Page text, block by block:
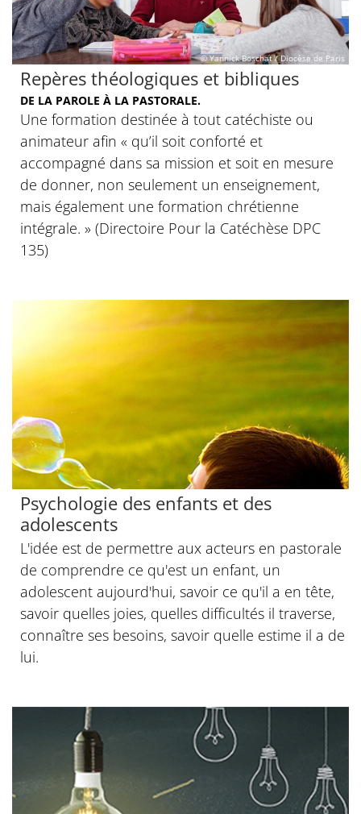
© Yannick Boschat / Diocèse de Paris
Repères théologiques et bibliques
DE LA PAROLE À LA PASTORALE.
Une formation destinée à tout catéchiste ou
animateur afin « qu’il soit conforté et
accompagné dans sa mission et soit en mesure
de donner, non seulement un enseignement,
mais également une formation chrétienne
intégrale. » (Directoire Pour la Catéchèse DPC
135)
Psychologie des enfants et des
adolescents
L'idée est de permettre aux acteurs en pastorale
de comprendre ce qu'est un enfant, un
adolescent aujourd'hui, savoir ce qu'il a en tête,
savoir quelles joies, quelles difficultés il traverse,
connaître ses besoins, savoir quelle estime il a de
lui.